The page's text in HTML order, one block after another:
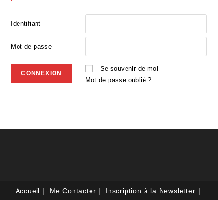
Identifiant
Mot de passe
Se souvenir de moi
Mot de passe oublié ?
Accueil Me Contacter Inscription à la Newsletter